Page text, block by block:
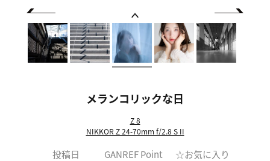
メランコリックな日
Z 8
NIKKOR Z 24-70mm f/2.8 S II
投稿日 GANREF Point ☆お気に入り